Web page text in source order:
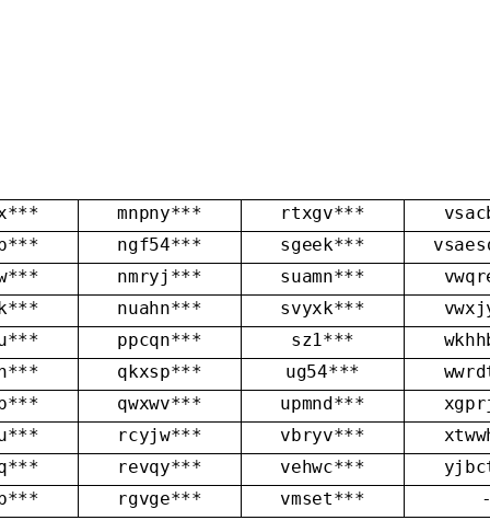
mnpny*** rtxgv***
ngf54*** sgeek***
nmryj*** suamn***
nuahn*** svyxk***
ppcqn*** sz1***
qkxsp*** ug54***
qwxwv*** upmnd***
rcyjw*** vbryv***
revqy*** vehwc***
rgvge*** vmset***